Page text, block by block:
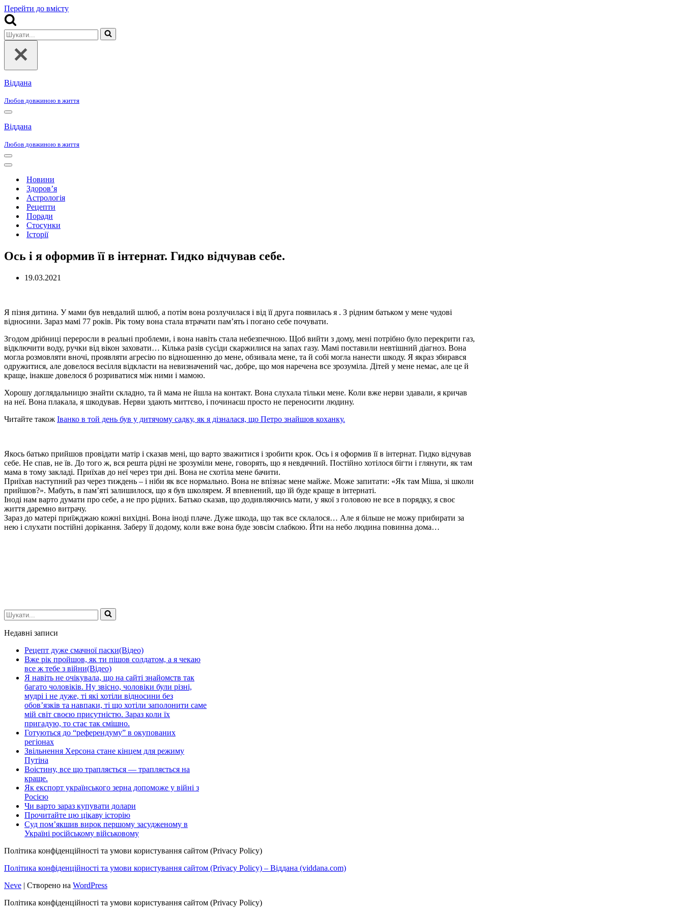
Перейти до вмісту
Шукати...
Віддана
Любов довжиною в життя
Меню
навігації
Віддана
Любов довжиною в життя
Меню
навігації
Меню
навігаціїНовини
Здоров’я
Астрологія
Рецепти
Поради
Стосунки
Історії
Ось і я оформив її в інтернат. Гидко відчував себе.
19.03.2021
Я пізня дитина. У мами був невдалий шлюб, а потім вона розлучилася і від її друга появилась я . З рідним батьком у мене чудові
відносини. Зараз мамі 77 років. Рік тому вона стала втрачати пам’ять і погано себе почувати.
Згодом дрібниці переросли в реальні проблеми, і вона навіть стала небезпечною. Щоб вийти з дому, мені потрібно було перекрити газ,
відключити воду, ручки від вікон заховати… Кілька разів сусіди скаржилися на запах газу. Мамі поставили невтішний діагноз. Вона
могла розмовляти вночі, проявляти агресію по відношенню до мене, обзивала мене, та й собі могла нанести шкоду. Я якраз збирався
одружитися, але довелося весілля відкласти на невизначений час, добре, що моя наречена все зрозуміла. Дітей у мене немає, але це й
краще, інакше довелося б розриватися між ними і мамою.
Хорошу доглядальницю знайти складно, та й мама не йшла на контакт. Вона слухала тільки мене. Коли вже нерви здавали, я кричав
на неї. Вона плакала, я шкодував. Нерви здають миттєво, і починаєш просто не переносити людину.
Читайте також Іванко в той день був у дитячому садку, як я дізналася, що Петро знайшов коханку.
Якось батько прийшов провідати матір і сказав мені, що варто зважитися і зробити крок. Ось і я оформив її в інтернат. Гидко відчував
себе. Не спав, не їв. До того ж, вся решта рідні не зрозуміли мене, говорять, що я невдячний. Постійно хотілося бігти і глянути, як там
мама в тому закладі. Приїхав до неї через три дні. Вона не схотіла мене бачити.
Приїхав наступний раз через тиждень – і ніби як все нормально. Вона не впізнає мене майже. Може запитати: «Як там Міша, зі школи
прийшов?». Мабуть, в пам’яті залишилося, що я був школярем. Я впевнений, що їй буде краще в інтернаті.
Іноді нам варто думати про себе, а не про рідних. Батько сказав, що додивляючись мати, у якої з головою не все в порядку, я своє
життя даремно витрачу.
Зараз до матері приїжджаю кожні вихідні. Вона іноді плаче. Дуже шкода, що так все склалося… Але я більше не можу прибирати за
нею і слухати постійні дорікання. Заберу її додому, коли вже вона буде зовсім слабкою. Йти на небо людина повинна дома…
Шукати...
Недавні записи
Рецепт дуже смачної паски(Відео)
Вже рік пройшов, як ти пішов солдатом, а я чекаю
все ж тебе з війни(Відео)
Я навіть не очікувала, що на сайті знайомств так
багато чоловіків. Ну звісно, чоловіки були різні,
мудрі і не дуже, ті які хотіли відносини без
обов’язків та навпаки, ті що хотіли заполонити саме
мій світ своєю присутністю. Зараз коли їх
пригадую, то стає так смішно.
Готуються до “референдуму” в окупованих
регіонах
Звільнення Херсона стане кінцем для режиму
Путіна
Воістину, все що трапляється — трапляється на
краще.
Як експорт українського зерна допоможе у війні з
Росією
Чи варто зараз купувати долари
Прочитайте цю цікаву історію
Суд пом’якшив вирок першому засудженому в
Україні російському військовому
Політика конфіденційності та умови користування сайтом (Privacy Policy)
Політика конфіденційності та умови користування сайтом (Privacy Policy) – Віддана (viddana.com)
Neve | Створено на WordPress
Політика конфіденційності та умови користування сайтом (Privacy Policy)